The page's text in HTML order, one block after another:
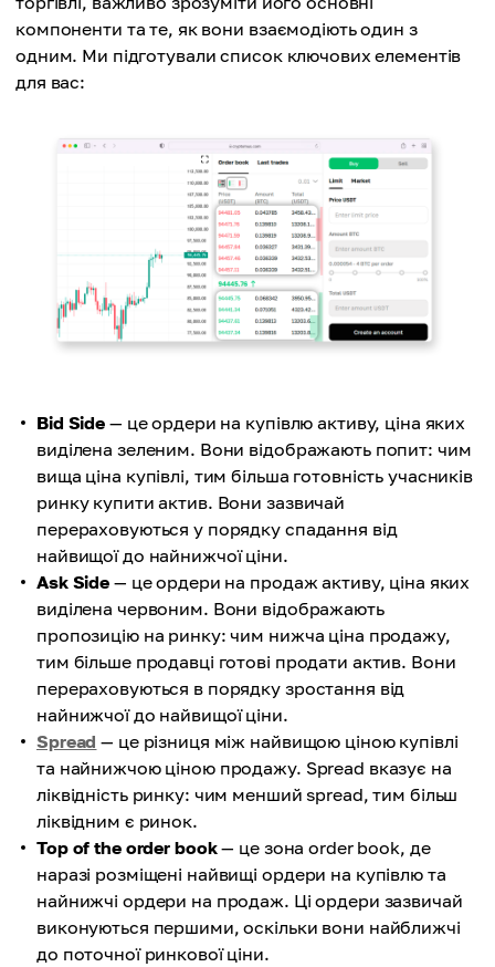
компоненти та те, як вони взаємодіють один з
одним. Ми підготували список ключових елементів
для вас:
Bid Side — це ордери на купівлю активу, ціна яких
виділена зеленим. Вони відображають попит: чим
вища ціна купівлі, тим більша готовність учасників
ринку купити актив. Вони зазвичай
перераховуються у порядку спадання від
найвищої до найнижчої ціни.
Ask Side — це ордери на продаж активу, ціна яких
виділена червоним. Вони відображають
пропозицію на ринку: чим нижча ціна продажу,
тим більше продавці готові продати актив. Вони
перераховуються в порядку зростання від
найнижчої до найвищої ціни.
Spread — це різниця між найвищою ціною купівлі
та найнижчою ціною продажу. Spread вказує на
ліквідність ринку: чим менший spread, тим більш
ліквідним є ринок.
Top of the order book— це зона order book, де
наразі розміщені найвищі ордери на купівлю та
найнижчі ордери на продаж. Ці ордери зазвичай
виконуються першими, оскільки вони найближчі
до поточної ринкової ціни.